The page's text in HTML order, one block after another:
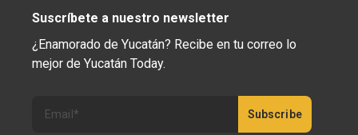
Suscríbete a nuestro newsletter
¿Enamorado de Yucatán? Recibe en tu correo lo
mejor de Yucatán Today.